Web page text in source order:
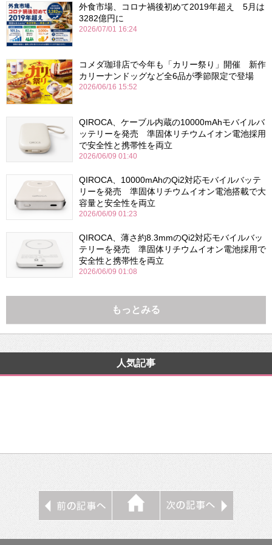
外食市場、コロナ禍後初めて2019年超え 5月は
3282億円に
2026/07/01 16:24
コメダ珈琲店で今年も「カリー祭り」開催 新作
カリーナンドッグなど全6品が季節限定で登場
2026/06/16 15:52
QIROCA、ケーブル内蔵の10000mAhモバイルバ
ッテリーを発売 準固体リチウムイオン電池採用
で安全性と携帯性を両立
2026/06/09 01:40
QIROCA、10000mAhのQi2対応モバイルバッテ
リーを発売 準固体リチウムイオン電池搭載で大
容量と安全性を両立
2026/06/09 01:23
QIROCA、薄さ約8.3mmのQi2対応モバイルバッ
テリーを発売 準固体リチウムイオン電池採用で
安全性と携帯性を両立
2026/06/09 01:08
もっとみる
人気記事